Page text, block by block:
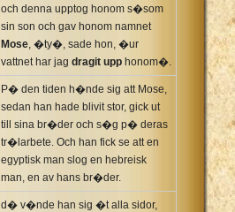
och denna upptog honom s�som
sin son och gav honom namnet
Mose , �ty�, sade hon, �ur
vattnet har jag dragit upp honom�.
P� den tiden h�nde sig att Mose,
sedan han hade blivit stor, gick ut
till sina br�der och s�g p� deras
tr�larbete. Och han fick se att en
egyptisk man slog en hebreisk
man, en av hans br�der.
d� v�nde han sig �t alla sidor,